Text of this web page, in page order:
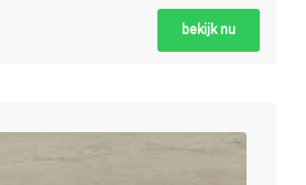
bekijk nu